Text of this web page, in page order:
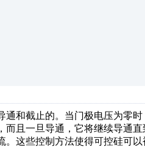
和截止的。当门极电压为零
且一旦导通，它将继续导通
这些控制方法使得可控硅可以